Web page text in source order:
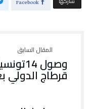
Facebook
وصول
قرطاج الدولي